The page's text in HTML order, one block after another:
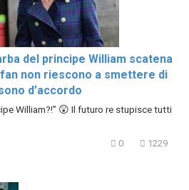
del principe William scatena
non riescono a smettere di
d’accordo
William?!” 😲 Il futuro re stupisce tutti
0 1229